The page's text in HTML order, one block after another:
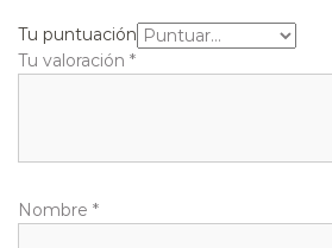
Tu puntuación
Tu valoración *
Nombre *